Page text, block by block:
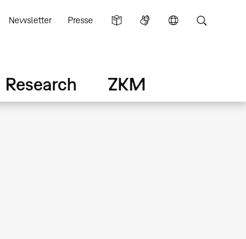
Newsletter Presse
Research ZKM